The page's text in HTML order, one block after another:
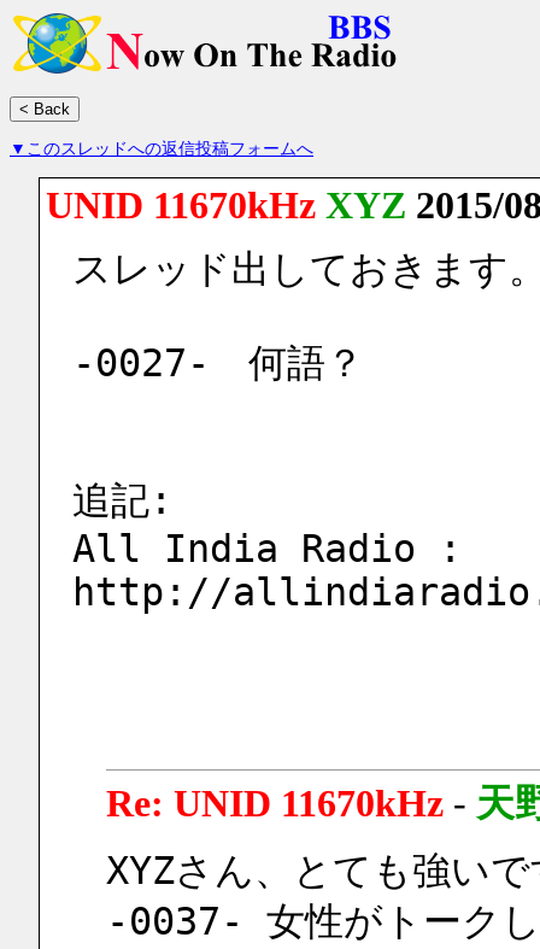
▼このスレッドへの返信投稿フォームへ
UNID 11670kHz XYZ 2015/
スレッド出しておきます
-0027-　何語？
追記:
All India Radio :
http://
Re: UNID 11670kHz- 天
XYZさん、とても強い
-0037- 女性がトーク